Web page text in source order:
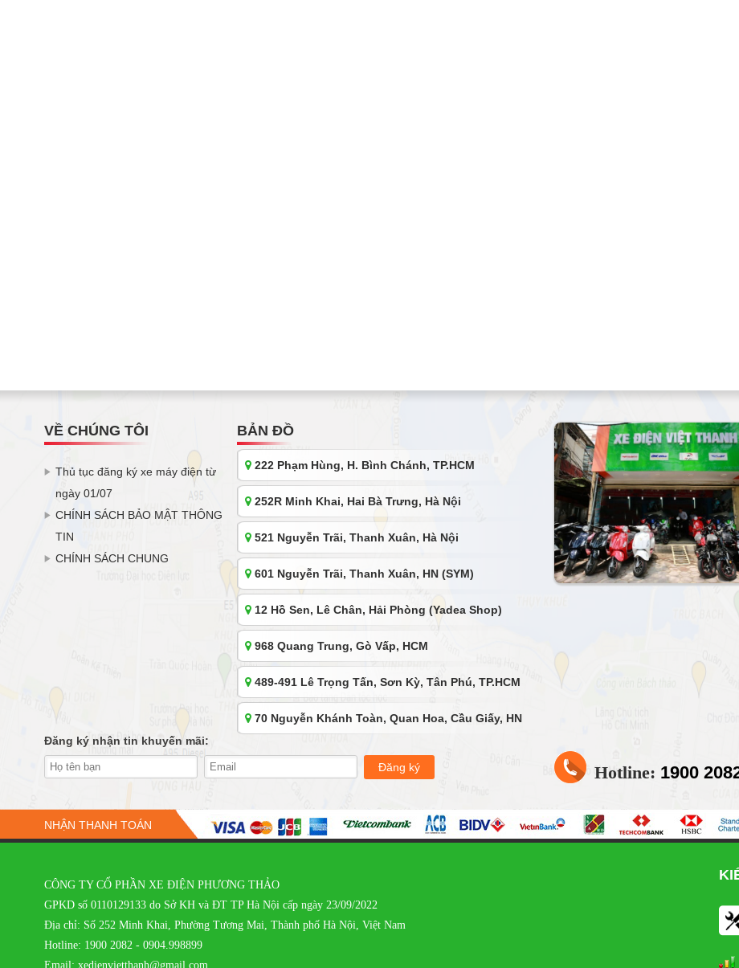
VỀ CHÚNG TÔI
Thủ tục đăng ký xe máy điện từ
ngày 01/07
CHÍNH SÁCH BẢO MẬT THÔNG
TIN
CHÍNH SÁCH CHUNG
BẢN ĐỒ
222 Phạm Hùng, H. Bình Chánh, TP.HCM
252R Minh Khai, Hai Bà Trưng, Hà Nội
521 Nguyễn Trãi, Thanh Xuân, Hà Nội
601 Nguyễn Trãi, Thanh Xuân, HN (SYM)
12 Hồ Sen, Lê Chân, Hải Phòng (Yadea Shop)
968 Quang Trung, Gò Vấp, HCM
489-491 Lê Trọng Tấn, Sơn Kỳ, Tân Phú, TP.HCM
70 Nguyễn Khánh Toàn, Quan Hoa, Cầu Giấy, HN
392 Xã Đàn, Nam Đồng, Đống Đa, Hà Nội
903 Trường Chinh, Tây Thạnh, Tân Phú, TP.HCM
148 Cầu Bươu, Tân Triều, Thanh Trì, Hà Nội
Đăng ký nhận tin khuyến mãi:
Hotline: 1900
NHẬN THANH TOÁN
CÔNG TY CỔ PHẦN XE ĐIỆN PHƯƠNG THẢO
GPKD số 0110129133 do Sở KH và ĐT TP Hà Nội cấp ngày 23/09/2022
Địa chỉ: Số 252 Minh Khai, Phường Tương Mai, Thành phố Hà Nội, Việt Nam
Hotline: 1900 2082 - 0904.998899
Email: xedienvietthanh@gmail.com